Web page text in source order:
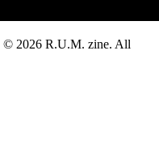
© 2026 R.U.M. zine. All